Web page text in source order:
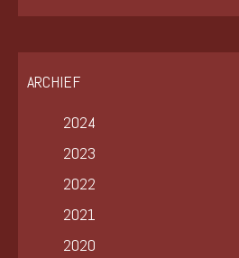
ARCHIEF
2024
2023
2022
2021
2020